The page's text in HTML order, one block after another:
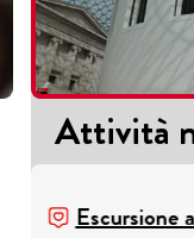
Attività
Escursione